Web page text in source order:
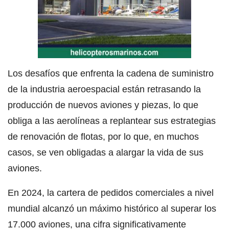
Los desafíos que enfrenta la cadena de suministro
de la industria aeroespacial están retrasando la
producción de nuevos aviones y piezas, lo que
obliga a las aerolíneas a replantear sus estrategias
de renovación de flotas, por lo que, en muchos
casos, se ven obligadas a alargar la vida de sus
aviones.
En 2024, la cartera de pedidos comerciales a nivel
mundial alcanzó un máximo histórico al superar los
17.000 aviones, una cifra significativamente